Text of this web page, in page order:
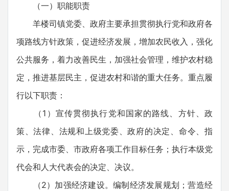
（一）职能职责
羊楼司镇党委、政府主要承担贯彻执行党和政府各
项路线方针政策，促进经济发展，增加农民收入，强化
公共服务，着力改善民生，加强社会管理，维护农村稳
定，推进基层民主，促进农村和谐的重大任务。重点履
行以下职责：
（1）宣传贯彻执行党和国家的路线、方针、政
策、法律、法规和上级党委、政府的决定、命令、指
示，完成市委、市政府各项工作目标任务；执行本级党
代会和人大代表会的决定、决议。
（2）加强经济建设。编制经济发展规划；营造经